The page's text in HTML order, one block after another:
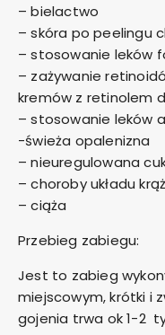
– bielactwo
– skóra po peelingu
– stosowanie leków
– zażywanie
kremów z retinolem
– stosowanie leków
-świeża opalenizna
– nieuregulowana
– choroby układu
– ciąża
Przebieg zabiegu:
Jest to zabieg
miejscowym, krótki i
gojenia trwa ok 1-2